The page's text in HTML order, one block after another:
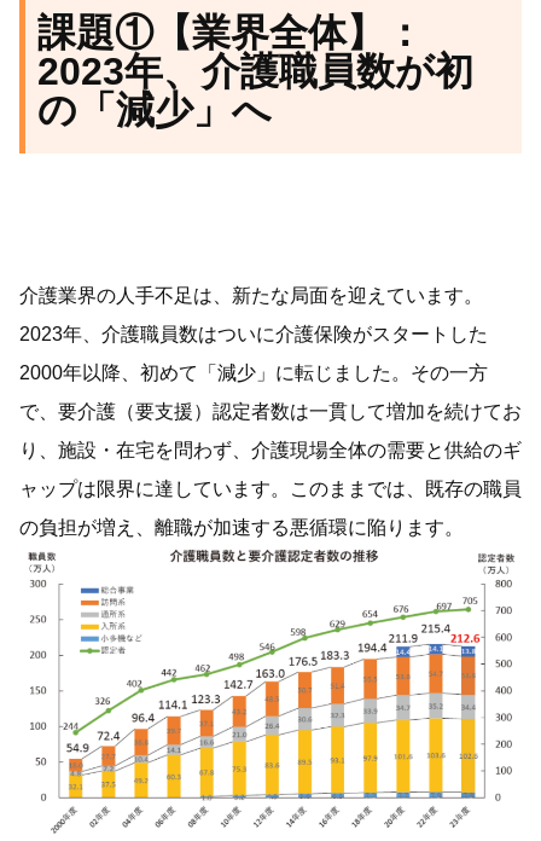
課題①【業界全体】：
2023年、介護職員数が初
の「減少」へ
介護業界の人手不足は、新たな局面を迎えています。
2023年、介護職員数はついに介護保険がスタートした
2000年以降、初めて「減少」に転じました。その一方
で、要介護（要支援）認定者数は一貫して増加を続けてお
り、施設・在宅を問わず、介護現場全体の需要と供給のギ
ャップは限界に達しています。このままでは、既存の職員
の負担が増え、離職が加速する悪循環に陥ります。